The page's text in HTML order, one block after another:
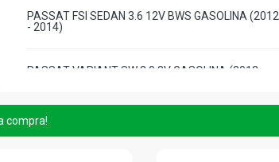
PASSAT FSI SEDAN 3.6 12V BWS GASOLINA (2012
- 2014)
PASSAT VARIANT SW 2.0 8V GASOLINA (2012 -
PASSAT CC SEDAN 3.6 24V V6 GASOLINA (2012 -
2016)
compra!